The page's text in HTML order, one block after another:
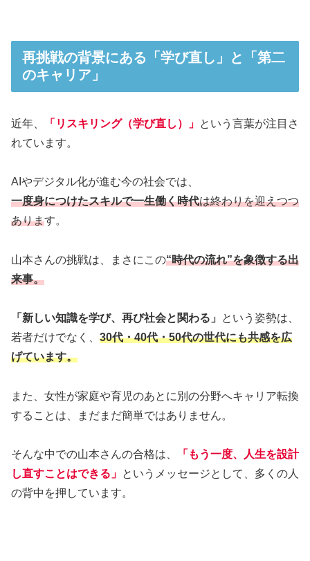
再挑戦の背景にある「学び直し」と「第二
のキャリア」
近年、 「リスキリング（学び直し）」 という言葉が注目さ
れています。
AIやデジタル化が進む今の社会では、
一度身につけたスキルで一生働く時代は終わりを迎えつつ
あります。
山本さんの挑戦は、まさにこの“時代の流れ”を象徴する出
来事。
「新しい知識を学び、再び社会と関わる」
という姿勢は、
若者だけでなく、 30代・40代・50代の世代にも共感を広
げています。
また、女性が家庭や育児のあとに別の分野へキャリア転換
することは、まだまだ簡単ではありません。
そんな中での山本さんの合格は、
「もう一度、人生を設計
し直すことはできる」 というメッセージとして、多くの人
の背中を押しています。